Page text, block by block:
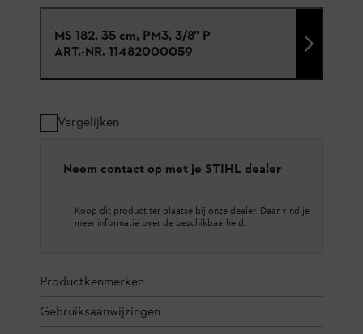
MS 182, 35 cm, PM3, 3/8" P
ART.-NR. 11482000059
Vergelijken
Neem contact op met je STIHL dealer
Koop dit product ter plaatse bij onze dealer. Daar vind je
meer informatie over de beschikbaarheid.
Productkenmerken
Gebruiksaanwijzingen